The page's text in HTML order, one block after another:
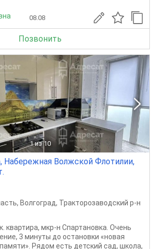
08.08
Позвонить
1 из 10
Набережная Волжской Флотилии,
, Волгоград, Тракторозаводский р-н
квартира, мкр-н Спартановка. Очень
3 минуты до остановки «новая
Рядом есть детский сад, школа,